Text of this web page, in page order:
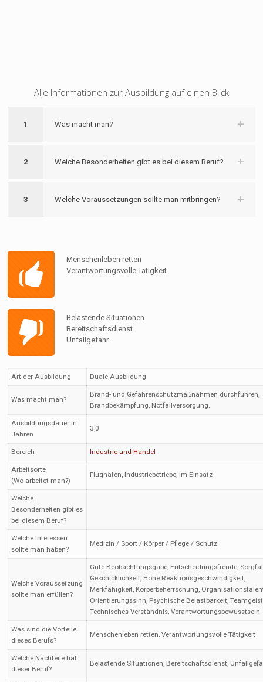
Alle Informationen zur Ausbildung auf einen Blick
1 Was macht man?
2 Welche Besonderheiten gibt es bei diesem Beruf?
3 Welche Voraussetzungen sollte man mitbringen?
Menschenleben retten
Verantwortungsvolle Tätigkeit
Belastende Situationen
Bereitschaftsdienst
Unfallgefahr
Art der Ausbildung Duale Ausbildung
Was macht man?
Brand- und Gefahrenschutzmaßnahmen durchführen,
Brandbekämpfung, Notfallversorgung.
Ausbildungsdauer in
Jahren
3,0
Bereich Industrie und Handel
Arbeitsorte
(Wo arbeitet man?)
Flughäfen, Industriebetriebe, im Einsatz
Welche
Besonderheiten gibt es
bei diesem Beruf?
Welche Interessen
sollte man haben?
Medizin / Sport / Körper / Pflege / Schutz
Welche Voraussetzung
sollte man erfüllen?
Gute Beobachtungsgabe, Entscheidungsfreude,
Geschicklichkeit, Hohe Reaktionsgeschwindigkeit,
Merkfähigkeit, Körperbeherrschung,
Orientierungssinn, Psychische Belastbarkeit,
Technisches Verständnis, Verantwortungsbewusstsein
Was sind die Vorteile
dieses Berufs?
Menschenleben retten, Verantwortungsvolle Tätigkeit
Welche Nachteile hat
dieser Beruf?
Belastende Situationen, Bereitschaftsdienst,